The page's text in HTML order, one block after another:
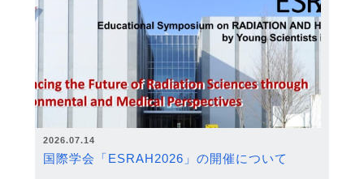
2026.07.14
国際学会「ESRAH2026」の開催について